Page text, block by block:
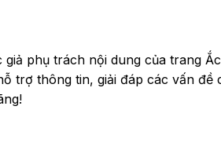
phụ trách nội dung của trang
trợ thông tin, giải đáp các vấn đề